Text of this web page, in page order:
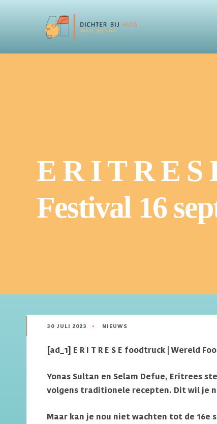
E R I T R E S
Festival 16
30 JULI 2023 • NIEUWS
[ad_1] E R I T R E S E foodtruck | Wereld
Yonas Sultan en Selam Defue, Eritrees
volgens traditionele recepten. Dit wil je
Maar kan je nou niet wachten tot de 16e